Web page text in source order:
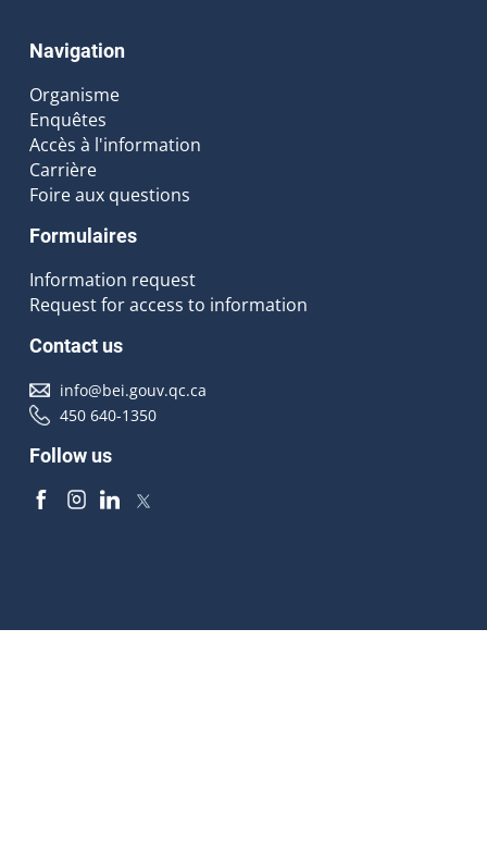
Navigation
Organisme
Enquêtes
Accès à l'information
Carrière
Foire aux questions
Formulaires
Information request
Request for access to information
Contact us
info@bei.gouv.qc.ca
450 640-1350
Follow us